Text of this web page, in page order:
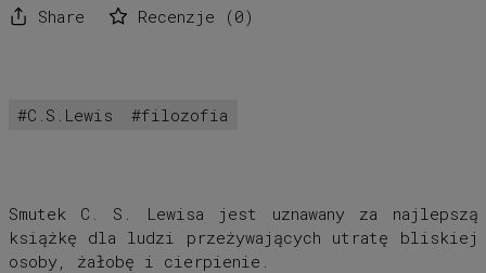
Share Recenzje (0)
C.S.Lewis filozofia
Smutek C. S. Lewisa jest uznawany za najlepszą
książkę dla ludzi przeżywających utratę bliskiej
osoby, żałobę i cierpienie.